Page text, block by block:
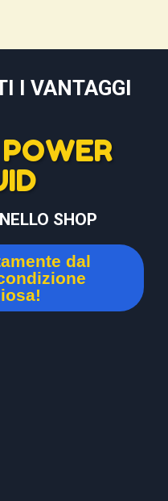
I VANTAGGI
SHOP
dal